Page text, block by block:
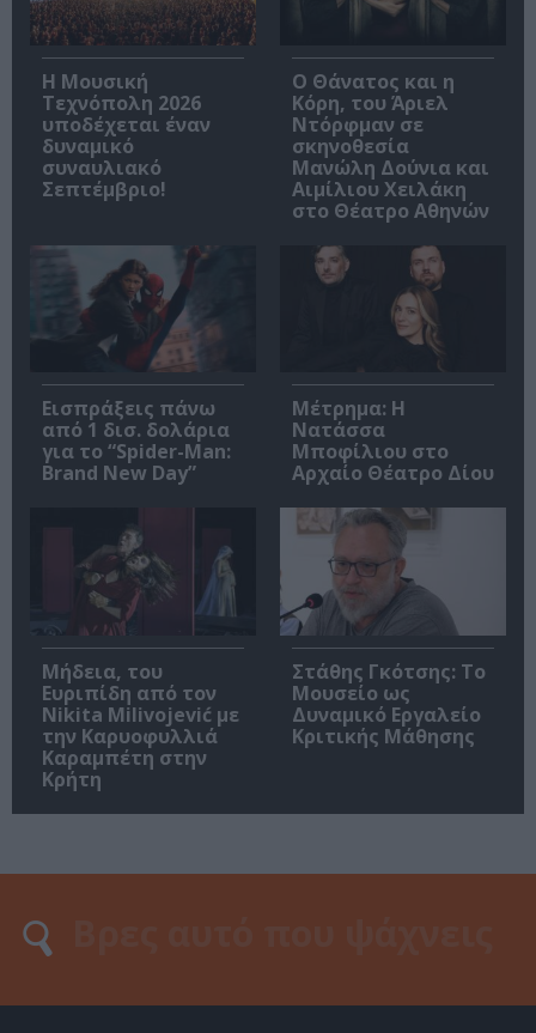
Η Μουσική
Τεχνόπολη 2026
υποδέχεται έναν
δυναμικό
συναυλιακό
Σεπτέμβριο!
Ο Θάνατος και η
Κόρη, του Άριελ
Ντόρφμαν σε
σκηνοθεσία
Μανώλη Δούνια και
Αιμίλιου Χειλάκη
στο Θέατρο Αθηνών
Εισπράξεις πάνω
από 1 δισ. δολάρια
για το “Spider-Man:
Brand New Day”
Μέτρημα: Η
Νατάσσα
Μποφίλιου στο
Αρχαίο Θέατρο Δίου
Μήδεια, του
Ευριπίδη από τον
Nikita Milivojević με
την Καρυοφυλλιά
Καραμπέτη στην
Κρήτη
Στάθης Γκότσης: Το
Μουσείο ως
Δυναμικό Εργαλείο
Κριτικής Μάθησης